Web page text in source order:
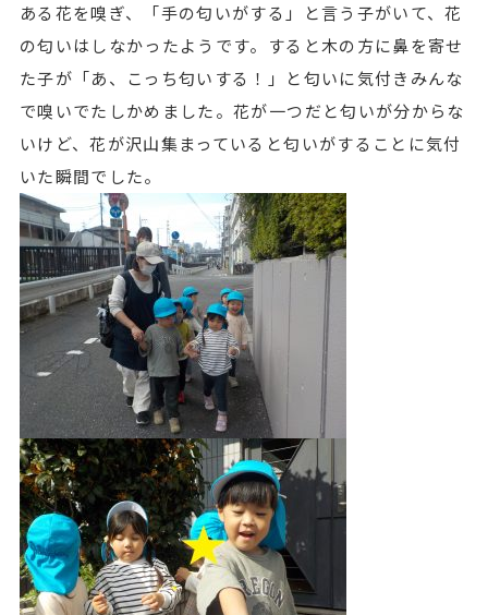
ある花を嗅ぎ、「手の匂いがする」と言う子がいて、花
の匂いはしなかったようです。すると木の方に鼻を寄せ
た子が「あ、こっち匂いする！」と匂いに気付きみんな
で嗅いでたしかめました。花が一つだと匂いが分からな
いけど、花が沢山集まっていると匂いがすることに気付
いた瞬間でした。